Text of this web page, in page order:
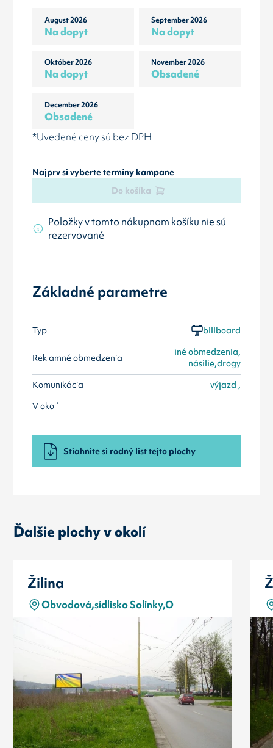
August 2026
Na dopyt
September 2026
Na dopyt
Október 2026
Na dopyt
November 2026
Obsadené
December 2026
Obsadené
*Uvedené ceny sú bez DPH
Najprv si vyberte termíny kampane
Do košíka
Položky v tomto nákupnom košíku nie sú
rezervované
Základné parametre
Typ billboard
Reklamné obmedzenia
iné obmedzenia,
násilie,drogy
Komunikácia
výjazd ,
V okolí
Stiahnite si rodný list tejto plochy
Ďalšie plochy v okolí
Žilina
Obvodová,sídlisko Solinky,O